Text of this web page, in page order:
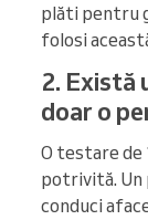
plăti pentru
folosi
2. Există
doar o
O testare de
potrivită.
conduci